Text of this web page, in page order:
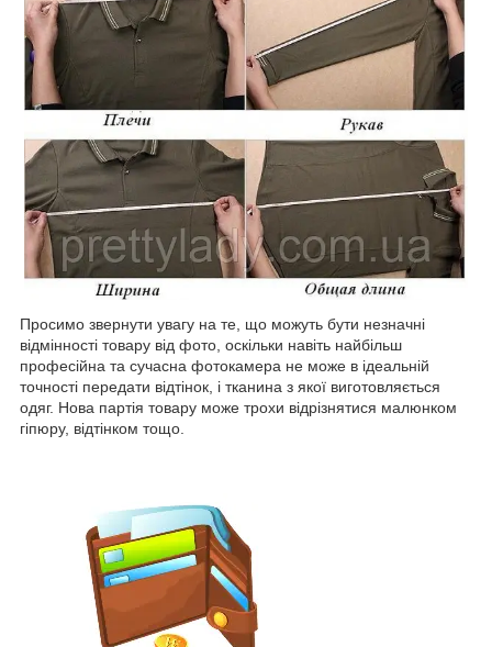
Просимо звернути увагу на те, що можуть бути незначні
відмінності товару від фото, оскільки навіть найбільш
професійна та сучасна фотокамера не може в ідеальній
точності передати відтінок, і тканина з якої виготовляється
одяг. Нова партія товару може трохи відрізнятися малюнком
гіпюру, відтінком тощо.